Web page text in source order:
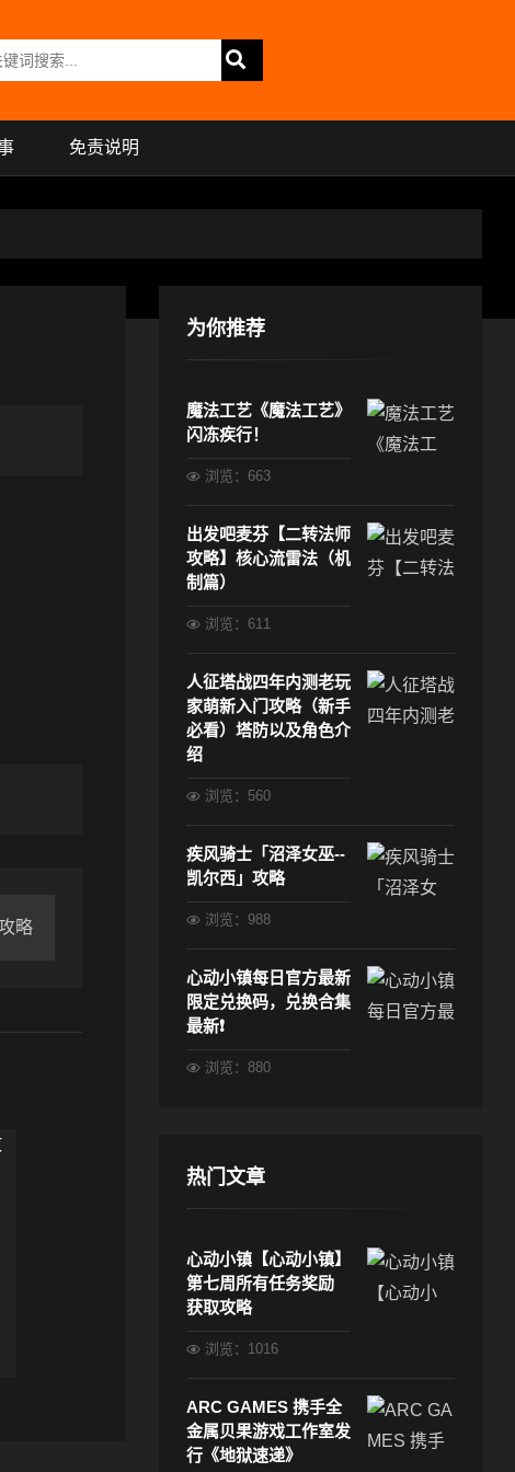
词
免责说明
略
为你推荐
魔法工艺《魔法工艺》
闪冻疾行！
浏览：663
出发吧麦芬【二转法师
攻略】核心流雷法（机
制篇）
浏览：611
人征塔战四年内测老玩
家萌新入门攻略（新手
必看）塔防以及角色介
绍
浏览：560
疾风骑士「沼泽女巫--
凯尔西」攻略
浏览：988
心动小镇每日官方最新
限定兑换码，兑换合集
最新❗
浏览：880
热门文章
心动小镇【心动小镇】
第七周所有任务奖励
获取攻略
浏览：1016
ARC GAMES 携手全
金属贝果游戏工作室发
行《地狱速递》